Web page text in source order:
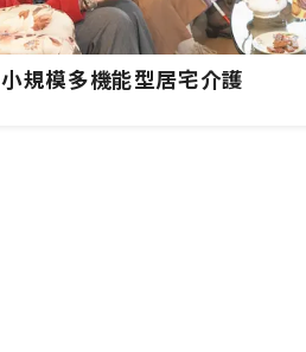
小規模多機能型居宅介護